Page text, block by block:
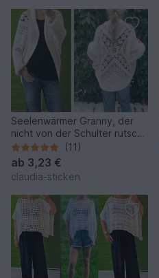
Seelenwärmer Granny, der
nicht von der Schulter rutscht
- Häkelanleitung
(11)
ab 3,23 €
claudia-sticken